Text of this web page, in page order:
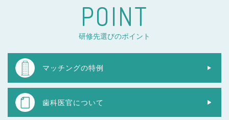
POINT
研修先選びのポイント
マッチングの特例
歯科医官について